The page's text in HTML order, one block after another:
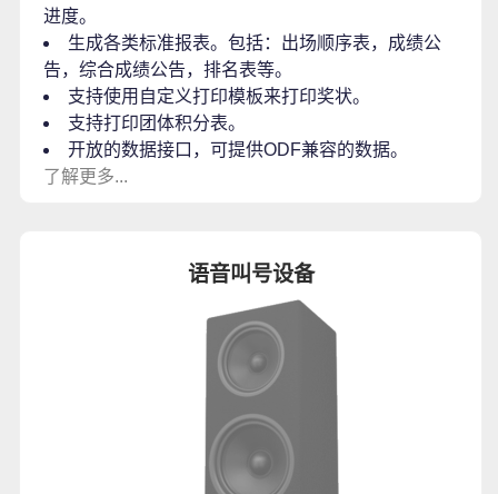
进度。
生成各类标准报表。包括：出场顺序表，成绩公
告，综合成绩公告，排名表等。
支持使用自定义打印模板来打印奖状。
支持打印团体积分表。
开放的数据接口，可提供ODF兼容的数据。
了解更多...
语音叫号设备